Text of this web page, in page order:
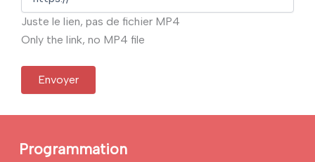
Juste le lien, pas de fichier MP4
Only the link, no MP4 file
Programmation